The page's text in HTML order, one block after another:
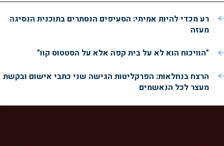
רע מכדי להיות אמיתי: הסעיפים הנסתרים בתוכנית הנסיגה
מעזה
"הוויכוח הוא לא על בית קפה אלא על הסטטוס קוו"
הרצח בנחלאות: הפרקליטות הגישה שני כתבי אישום ובקשת
מעצר לכל הנאשמים